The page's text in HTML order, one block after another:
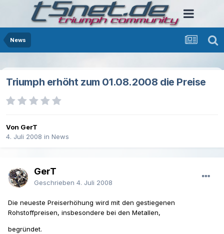
News
Triumph erhöht zum 01.08.2008 die Preise
Von GerT
4. Juli 2008 in News
GerT
Geschrieben 4. Juli 2008
Die neueste Preiserhöhung wird mit den gestiegenen
Rohstoffpreisen, insbesondere bei den Metallen,
begründet.